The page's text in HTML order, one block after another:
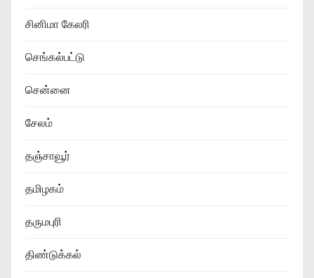
சினிமா கேலரி
செங்கல்பட்டு
சென்னை
சேலம்
தஞ்சாவூர்
தமிழகம்
தருமபுரி
திண்டுக்கல்